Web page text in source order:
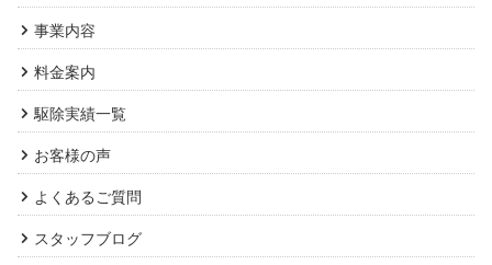
事業内容
料金案内
駆除実績一覧
お客様の声
よくあるご質問
スタッフブログ